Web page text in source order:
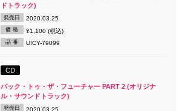
ドトラック)
発売日 2020.03.25
価 格 ¥1,100 (税込)
品 番 UICY-79099
CD
バック・トゥ・ザ・フューチャー PART 2 (オリジナ
ル・サウンドトラック)
発売日 2020.03.25